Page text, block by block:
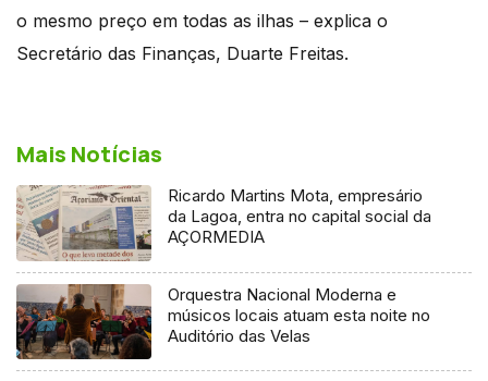
o mesmo preço em todas as ilhas – explica o
Secretário das Finanças, Duarte Freitas.
Mais Notícias
Ricardo Martins Mota, empresário
da Lagoa, entra no capital social da
AÇORMEDIA
Orquestra Nacional Moderna e
músicos locais atuam esta noite no
Auditório das Velas